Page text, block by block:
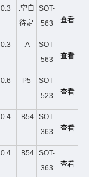
0.3
.空白
待定
SOT-
563
查看
0.3 .A
SOT-
563
查看
0.6 P5
SOT-
523
查看
0.4 .B54
SOT-
363
查看
0.4 .B54
SOT-
363
查看